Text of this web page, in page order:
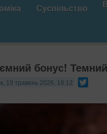
Суспільство
бонус!
19 травень 2026, 18:12